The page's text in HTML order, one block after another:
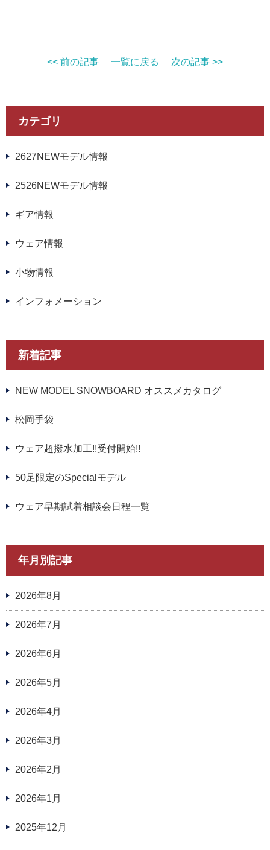
<< 前の記事 一覧に戻る 次の記事 >>
カテゴリ
2627NEWモデル情報
2526NEWモデル情報
ギア情報
ウェア情報
小物情報
インフォメーション
新着記事
NEW MODEL SNOWBOARD オススメカタログ
松岡手袋
ウェア超撥水加工!!受付開始!!
50足限定のSpecialモデル
ウェア早期試着相談会日程一覧
年月別記事
2026年8月
2026年7月
2026年6月
2026年5月
2026年4月
2026年3月
2026年2月
2026年1月
2025年12月